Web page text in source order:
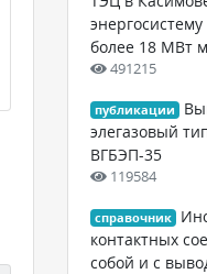
более 18 МВт
491215
публикации
элегазовый
ВГБЭП-35
119584
справочник
контактных
собой и с